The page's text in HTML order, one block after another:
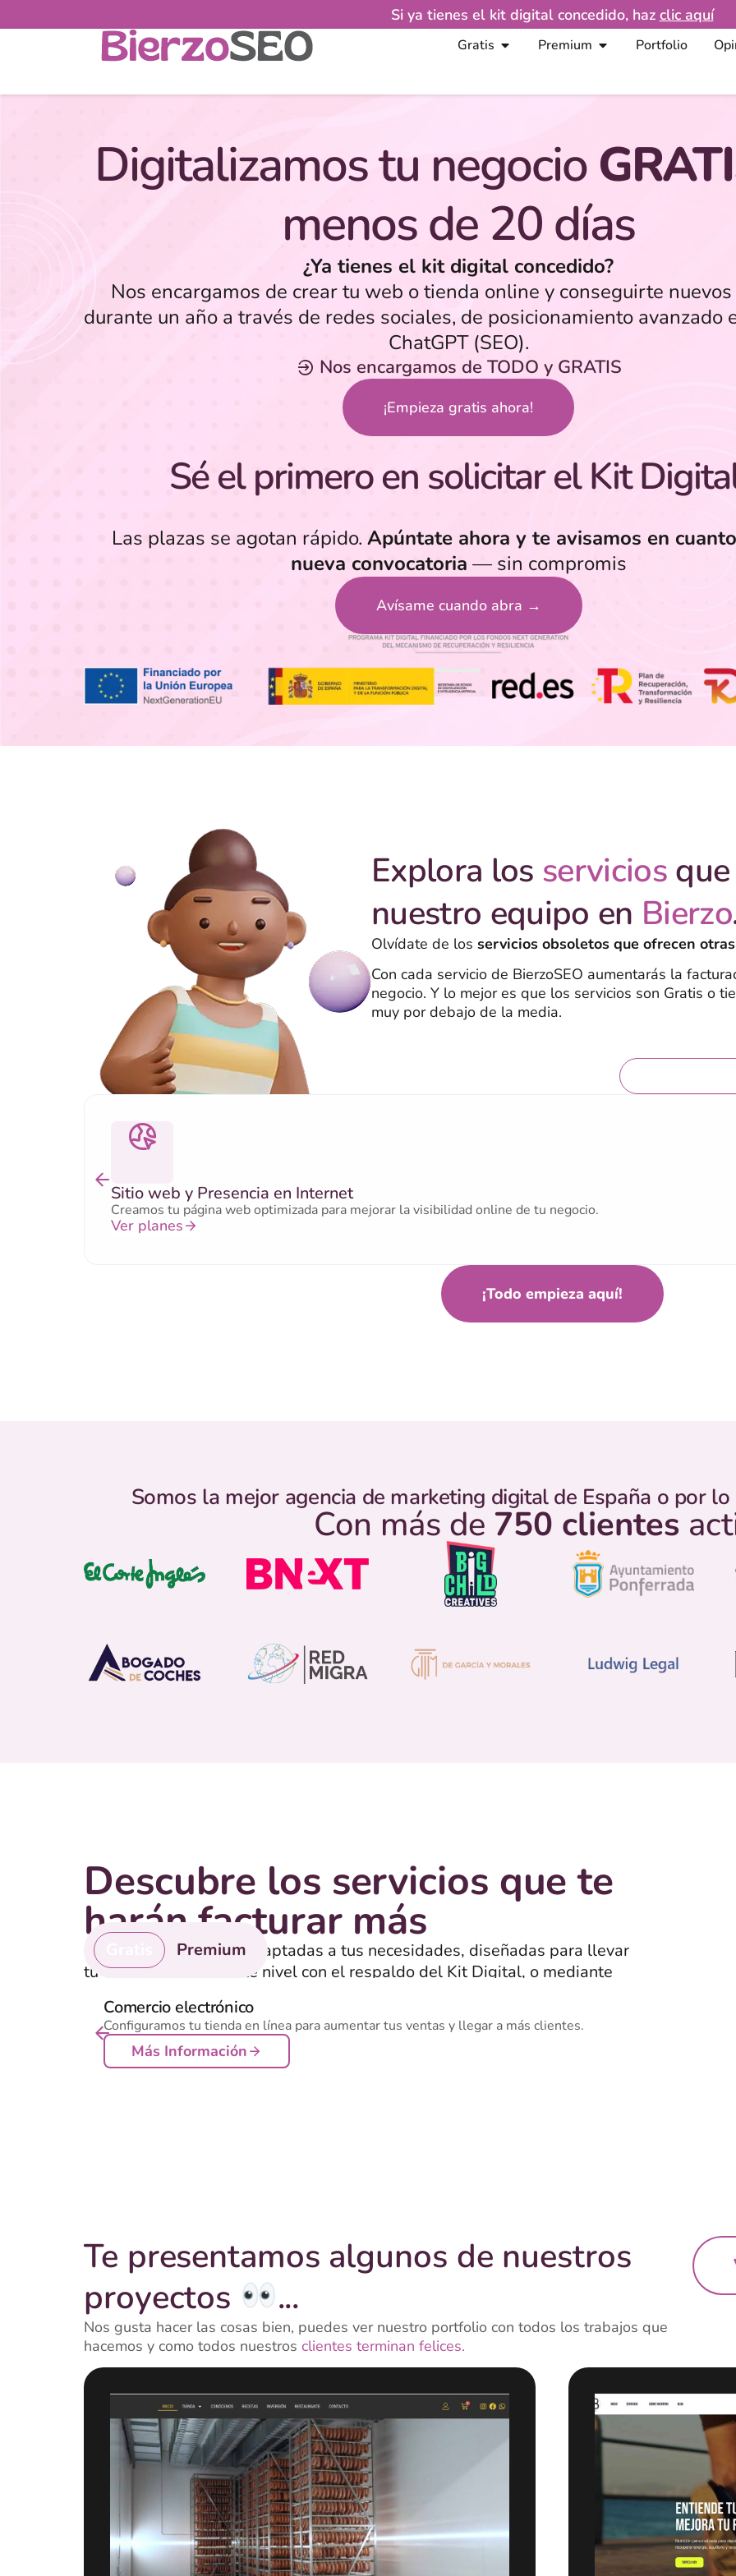
Si ya tienes el kit digital concedido, haz clic aquí
Gratis Premium Portfolio
Digitalizamos tu negocio
menos de 20 días
¿Ya tienes el kit digital concedido?
Nos encargamos de crear tu web o tienda online y conseguirte
durante un año a través de redes sociales, de posicionamiento avanzado
ChatGPT (SEO).
Nos encargamos de TODO y GRATIS
¡Empieza gratis ahora!
Sé el primero en solicitar el Kit
Las plazas se agotan rápido. Apúntate ahora y te avisamos en
nueva convocatoria — sin compromis
Avísame cuando abra →
Explora los servicios
nuestro equipo en Bierzo
Olvídate de los servicios obsoletos que ofrecen
Con cada servicio de BierzoSEO aumentarás la
negocio. Y lo mejor es que los servicios son Gratis o
muy por debajo de la media.
Sitio web y Presencia en Internet
Creamos tu página web optimizada para mejorar la visibilidad online de tu negocio.
Ver planes
¡Todo empieza aquí!
Somos la mejor agencia de marketing digital de España o por
Con más de 750 clientes
Descubre los servicios que te
harán facturar más
Encuentra soluciones adaptadas a tus necesidades, diseñadas para llevar
tu empresa al siguiente nivel con el respaldo del Kit Digital, o mediante
Premium
Comercio electrónico
Configuramos tu tienda en línea para aumentar tus ventas y llegar a más clientes.
Más Información
Te presentamos algunos de nuestros
proyectos
...
Nos gusta hacer las cosas bien, puedes ver nuestro portfolio con todos los trabajos que
hacemos y como todos nuestros clientes terminan felices.